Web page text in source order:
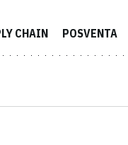
CHAIN POSVENTA